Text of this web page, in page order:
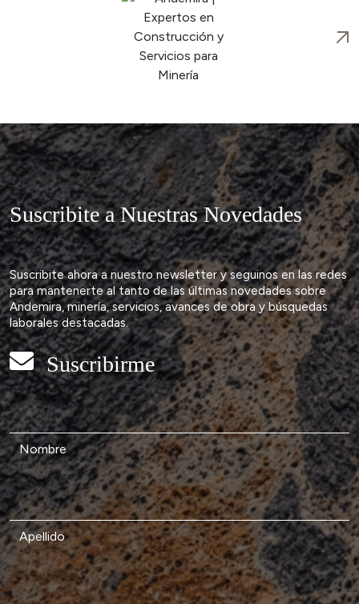
Suscribite a Nuestras Novedades
Suscribite ahora a nuestro newsletter y seguinos en las redes
para mantenerte al tanto de las últimas novedades sobre
Andemira, minería, servicios, avances de obra y búsquedas
laborales destacadas.
Suscribirme
Nombre
Apellido